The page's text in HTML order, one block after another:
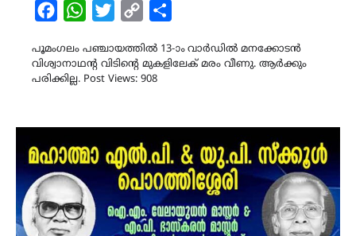
FacebookWhatsAppTwitterCopy
പൂമംഗലം പഞ്ചായത്തിൽ 13-ാം വാർഡിൽ മനക്കോടൻ
വിശ്വാനാഥൻ്റ വിടിൻ്റെ മുകളിലേക് മരം വീണു. ആർക്കും
പരിക്കില്ല. Post Views: 908